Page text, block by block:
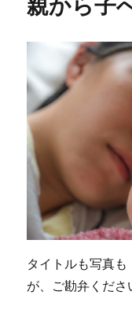
ー
親から子
タイトルも写真
が、ご勘弁くださ